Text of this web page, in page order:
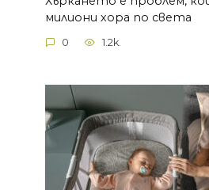
милиони хора по света
0 1.2k.